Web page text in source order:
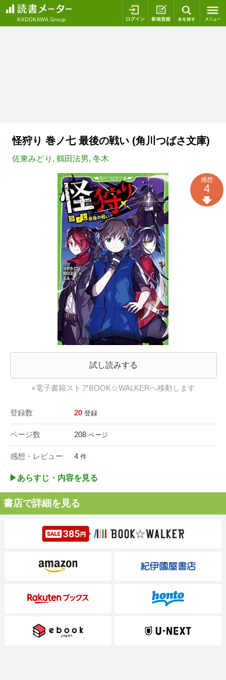
ログイン 新規登録
怪狩り 巻ノ七 最後の戦い (角川つばさ文庫)
佐東みどり , 鶴田法男, 冬木
試し読みする
※電子書籍ストアBOOK☆WALKERへ移動します
登録数 20 登録
ページ数 208 ページ
感想・レビュー 4 件
感想
4
▶︎あらすじ・内容を見る
書店で詳細を見る